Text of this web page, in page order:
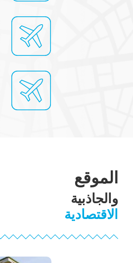
الموقع
والجاذبية
الاقتصادية